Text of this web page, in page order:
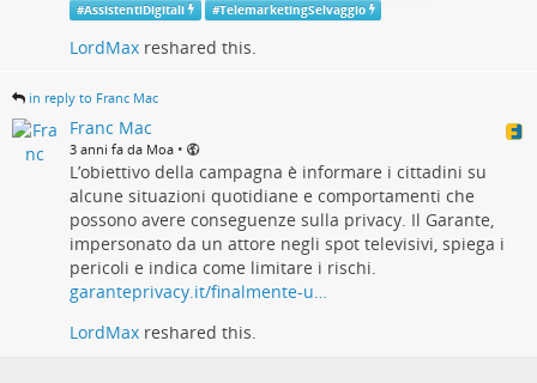
#AssistentiDigitali #TelemarketingSelvaggio
LordMax reshared this.
in reply to Franc Mac
Franc Mac
3 anni fa da Moa •
L’obiettivo della campagna è informare i cittadini su
alcune situazioni quotidiane e comportamenti che
possono avere conseguenze sulla privacy. Il Garante,
impersonato da un attore negli spot televisivi, spiega i
pericoli e indica come limitare i rischi.
garanteprivacy.it/finalmente-u…
LordMax reshared this.